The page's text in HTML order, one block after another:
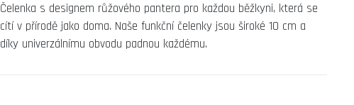
Čelenka s designem růžového pantera pro každou běžkyni, která se
cítí v přírodě jako doma. Naše funkční čelenky jsou široké 10 cm a
díky univerzálnímu obvodu padnou každému.